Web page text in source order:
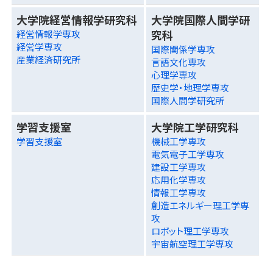
大学院経営情報学研究科
経営情報学専攻
経営学専攻
産業経済研究所
大学院国際人間学研
究科
国際関係学専攻
言語文化専攻
心理学専攻
歴史学・地理学専攻
国際人間学研究所
学習支援室
学習支援室
大学院工学研究科
機械工学専攻
電気電子工学専攻
建設工学専攻
応用化学専攻
情報工学専攻
創造エネルギー理工学専
攻
ロボット理工学専攻
宇宙航空理工学専攻